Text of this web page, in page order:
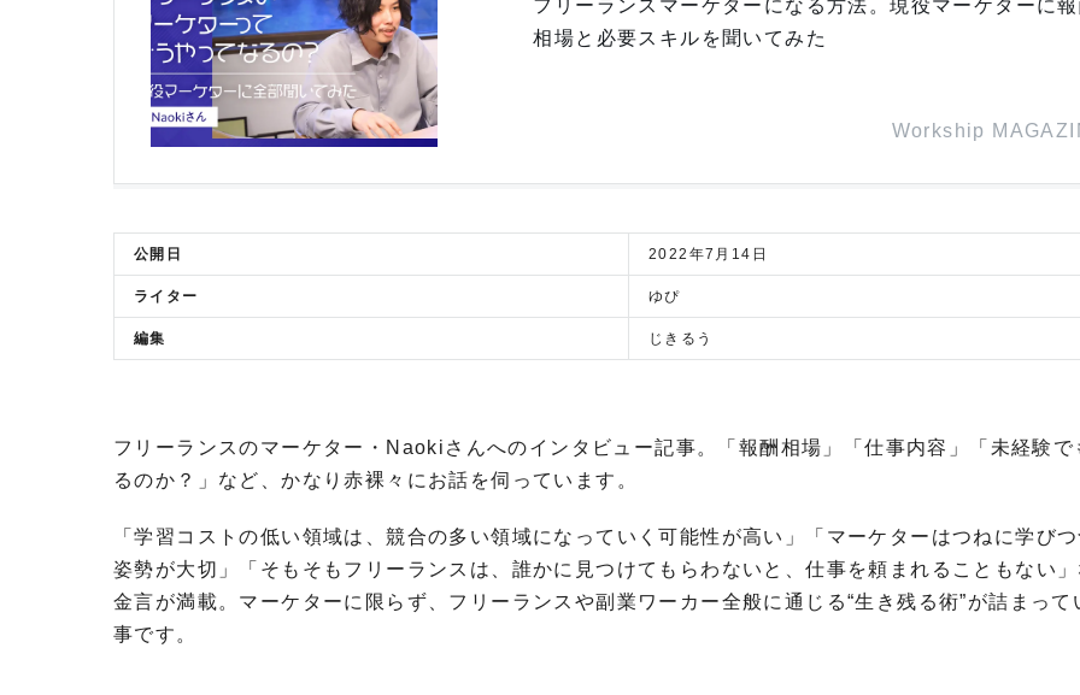
フリーランスマーケターになる方法。現役マーケターに
相場と必要スキルを聞いてみた
Workship
公開日 2022年7月14日
ライター ゆぴ
編集 じきるう
フリーランスのマーケター・Naokiさんへのインタビュー記事。「報酬相場」「仕事内容」「未経験で
るのか？」など、かなり赤裸々にお話を伺っています。
「学習コストの低い領域は、競合の多い領域になっていく可能性が高い」「マーケターはつねに学び
姿勢が大切」「そもそもフリーランスは、誰かに見つけてもらわないと、仕事を頼まれることもない
金言が満載。マーケターに限らず、フリーランスや副業ワーカー全般に通じる“生き残る術”が詰まって
事です。